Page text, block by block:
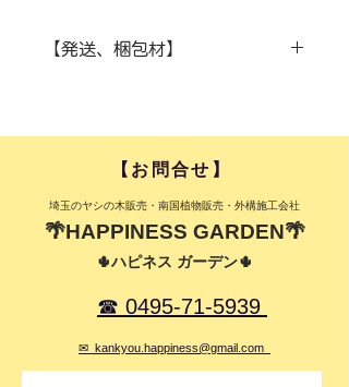
【発送、梱包材】
ていただきます。
「プレゼント発送」
プレゼント発送の場合は、事前にご連
絡お願いいたします。※別途、ダンボ
ール代550円～、送料を再計算させて
​【お問合せ】​
​埼玉のヤシの木販売・南国植物販売・外構施工会社
🌴HAPPINESS GARDEN🌴
🌵ハピネス ガーデン🌵
☎ 0495-71-5939
✉ kankyou.happiness@gmail.com